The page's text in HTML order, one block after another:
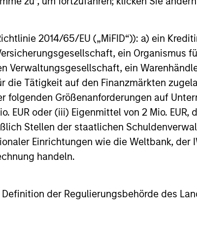
2014/65/EU („MiFID“)): a) ein
ein Organismus
Verwaltungsgesellschaft, ein
Tätigkeit auf den Finanzmärkten
Größenanforderungen auf
EUR oder (iii) Eigenmittel von 2 Mio. EUR,
Stellen der staatlichen
Einrichtungen wie die Weltbank, der
handeln.
der Regulierungsbehörde des
and
Truths
Three years ago, artificial intelligence was
a topic of mere curiosity, but today is the
subject of capital allocation. The
challenge for investors is not only
understanding that AI is consequential, but
building frameworks precise enough to
act on. Jitania Kandhari explains.
10-JUN-2026
herein does not constitute and should not be